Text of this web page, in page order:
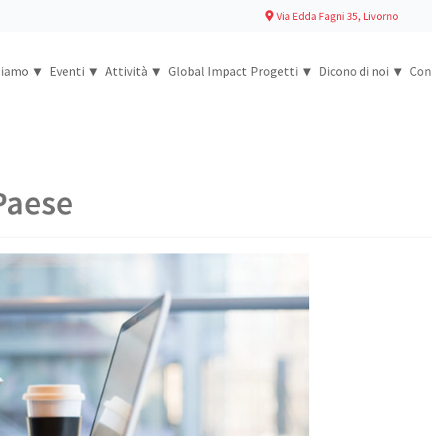
Via Edda Fagni 35, Livorno
▾ Eventi ▾ Attività ▾ Global Impact Progetti ▾ Dicono di noi ▾